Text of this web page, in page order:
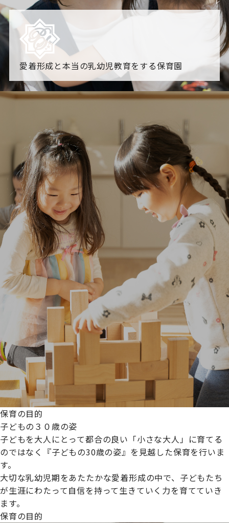
愛着形成と本当の乳幼児教育をする保育園
園からのお知らせ
「すくすく子育て」でリトルスター保育園が紹介されま
各園のブログ
2026.08.06 赤しそジュース作り～にじ組～2026.08.0
5 【そら組】誕生会
一覧を見る
プライムスターほいくえんグループは女性が安心して働き
続けられる環境づくりに取り組んでおり、厚生労働省の
【えるぼし認定(☆☆)】
保育の目的
子どもの３０歳の姿
子どもを大人にとって都合の良い「小さな大人」に育てる
のではなく『子どもの30歳の姿』を見越した保育を行いま
す。
大切な乳幼児期をあたたかな愛着形成の中で、子どもたち
が生涯にわたって自信を持って生きていく力を育てていき
ます。
保育の目的